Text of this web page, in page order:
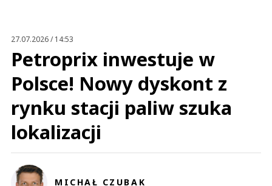
27.07.2026 / 14:53
Petroprix inwestuje w
Polsce! Nowy dyskont z
rynku stacji paliw szuka
lokalizacji
MICHAŁ CZUBAK